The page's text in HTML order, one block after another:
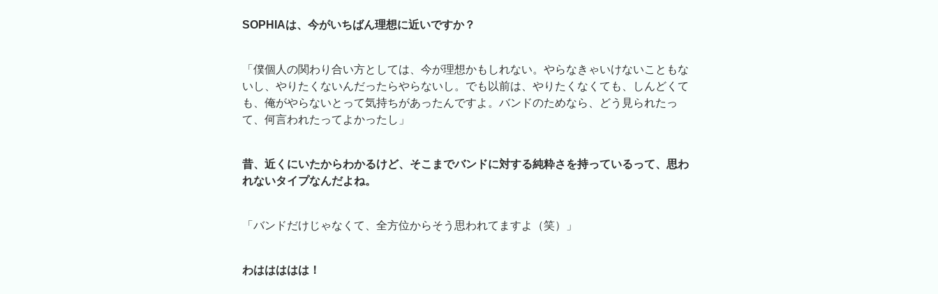
SOPHIAは、今がいちばん理想に近いですか？
「僕個人の関わり合い方としては、今が理想かもしれない。やらなきゃいけないこともな
いし、やりたくないんだったらやらないし。でも以前は、やりたくなくても、しんどくて
も、俺がやらないとって気持ちがあったんですよ。バンドのためなら、どう見られたっ
て、何言われたってよかったし」
昔、近くにいたからわかるけど、そこまでバンドに対する純粋さを持っているって、思わ
れないタイプなんだよね。
「バンドだけじゃなくて、全方位からそう思われてますよ（笑）」
わははははは！